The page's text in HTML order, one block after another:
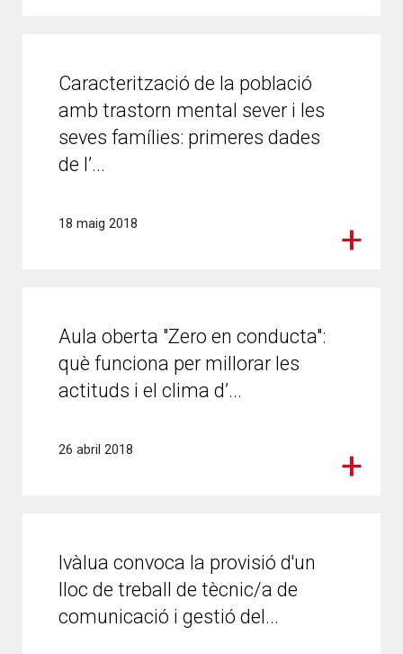
Caracterització de la població
amb trastorn mental sever i les
seves famílies: primeres dades
de l’...
18 maig 2018
Aula oberta "Zero en conducta":
què funciona per millorar les
actituds i el clima d’...
26 abril 2018
Ivàlua convoca la provisió d'un
lloc de treball de tècnic/a de
comunicació i gestió del...